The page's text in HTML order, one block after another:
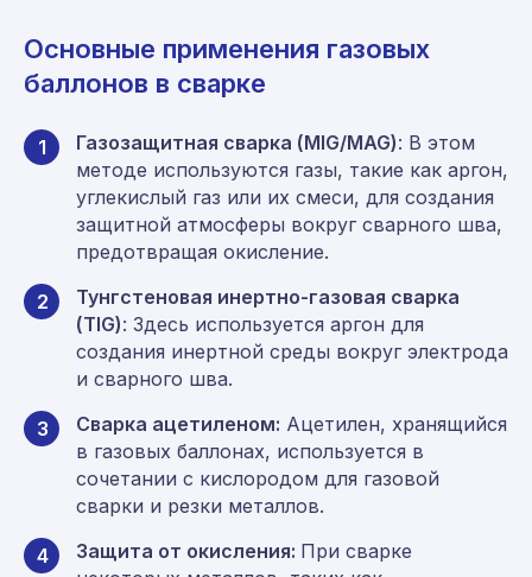
Основные применения газовых
баллонов в сварке
1 Газозащитная сварка (MIG/MAG): В этом
методе используются газы, такие как аргон,
углекислый газ или их смеси, для создания
защитной атмосферы вокруг сварного шва,
предотвращая окисление.
2
Тунгстеновая инертно-газовая сварка
(TIG): Здесь используется аргон для
создания инертной среды вокруг электрода
и сварного шва.
3 Сварка ацетиленом: Ацетилен, хранящийся
в газовых баллонах, используется в
сочетании с кислородом для газовой
сварки и резки металлов.
4 Защита от окисления: При сварке